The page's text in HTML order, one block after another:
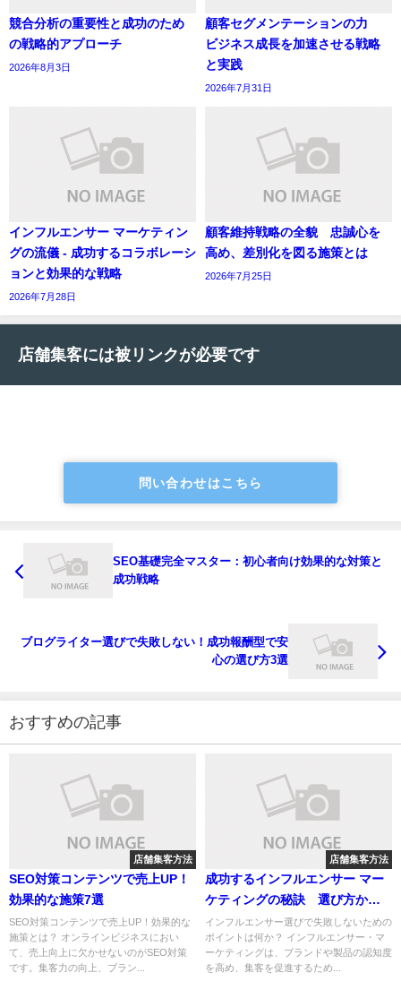
競合分析の重要性と成功のため
の戦略的アプローチ
2026年8月3日
顧客セグメンテーションの力
ビジネス成長を加速させる戦略
と実践
2026年7月31日
インフルエンサー マーケティン
グの流儀 - 成功するコラボレーシ
ョンと効果的な戦略
2026年7月28日
顧客維持戦略の全貌 忠誠心を
高め、差別化を図る施策とは
2026年7月25日
店舗集客には被リンクが必要です
問い合わせはこちら
SEO基礎完全マスター：初心者向け効果的な対策と
成功戦略
ブログライター選びで失敗しない！成功報酬型で安
心の選び方3選
おすすめの記事
店舗集客方法
SEO対策コンテンツで売上UP！
効果的な施策7選
SEO対策コンテンツで売上UP！効果的な
施策とは？ オンラインビジネスにおい
て、売上向上に欠かせないのがSEO対策
です。集客力の向上、ブラン...
店舗集客方法
成功するインフルエンサー マー
ケティングの秘訣 選び方から
信頼関係の構築、効果測定まで
のガイド
インフルエンサー選びで失敗しないための
ポイントは何か？ インフルエンサー・マ
ーケティングは、ブランドや製品の認知度
を高め、集客を促進するため...